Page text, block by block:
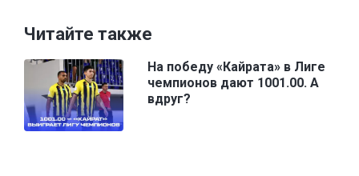
Читайте также
На победу «Кайрата» в Лиге
чемпионов дают 1001.00. А
вдруг?